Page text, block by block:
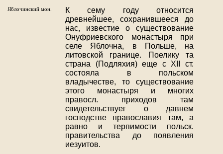
Яблочинский мон.
К сему году относится
древнейшее, сохранившееся до
нас, известие о существование
Онуфриевского монастыря при
селе Яблочна, в Польше, на
литовской границе. Поелику та
страна (Подляхия) еще с XII ст.
состояла в польском
владычестве, то существование
этого монастыря и многих
правосл. приходов там
свидетельствуег о давнем
господстве православия там, а
равно и терпимости польск.
правительства до появления
иезуитов.